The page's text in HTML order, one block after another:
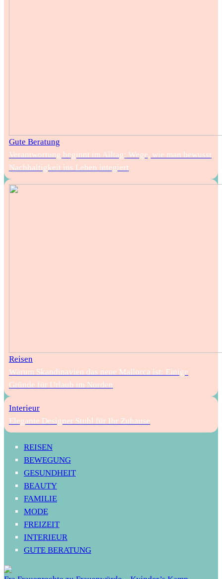
Gute Beratung
Verantwortung beginnt im Alltag: Wege, wie man bewusst
Nachhaltigkeit ins Leben integiert
Reisen
Warum Skandinavien das neue Mallorca ist: Einige
Gründe für Urlaub im Norden
Interieur
Elegante Designer Stuhl für Ihr Zuhause
REISEN
BEWEGUNG
GESUNDHEIT
BEAUTY
FAMILIE
MODE
FREIZEIT
INTERIEUR
GUTE BERATUNG